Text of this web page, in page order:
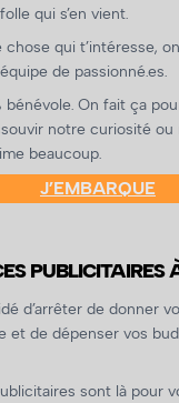
qui s’en vient.
chose qui t’intéresse,
de passionné.es.
bénévole. On fait ça
notre curiosité ou
beaucoup.
J’EMBARQUE
PUBLICITAIRES
d’arrêter de donner
et de dépenser vos
sont là pour